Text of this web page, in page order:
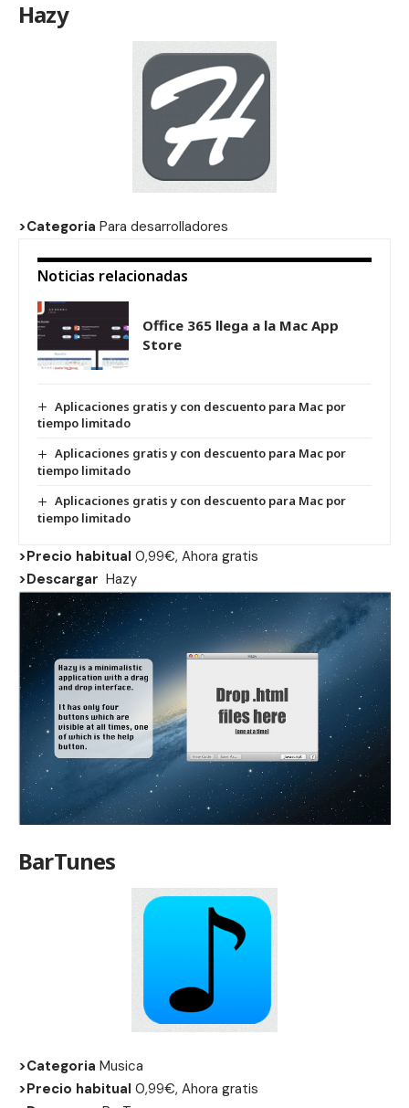
Hazy
>Categoria Para desarrolladores
Noticias relacionadas
Office 365 llega a la Mac App
Store
Aplicaciones gratis y con descuento para Mac por
tiempo limitado
Aplicaciones gratis y con descuento para Mac por
tiempo limitado
Aplicaciones gratis y con descuento para Mac por
tiempo limitado
>Precio habitual 0,99€, Ahora gratis
>Descargar Hazy
BarTunes
>Categoria Musica
>Precio habitual 0,99€, Ahora gratis